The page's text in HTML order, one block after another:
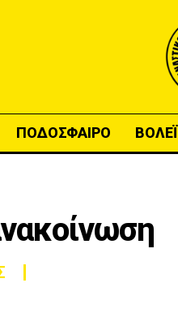
ΠΟΔΟΣΦΑΙΡΟ ΒΟΛΕΪ